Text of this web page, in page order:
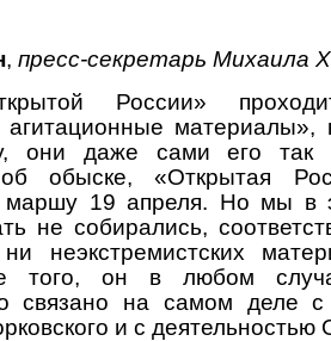
, пресс-секретарь Михаила
России»
агитационные материалы»,
они даже сами его так
об обыске, «Открытая
маршу 19 апреля. Но мы в
не собирались,
ни неэкстремистских
того, он в любом
связано на самом деле
и с деятельностью